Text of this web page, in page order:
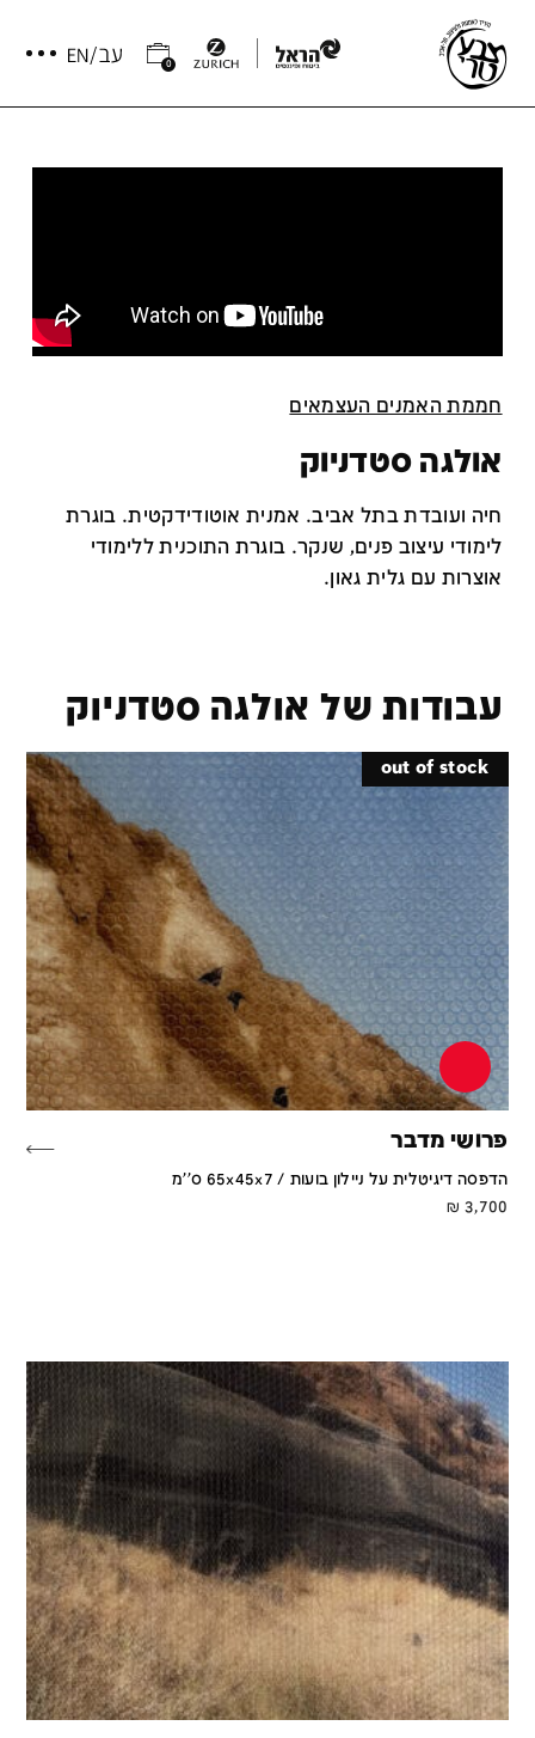
0
חממת האמנים העצמאים
אולגה סטדניוק
חיה ועובדת בתל אביב. אמנית אוטודידקטית. בוגרת
לימודי עיצוב פנים, שנקר. בוגרת התוכנית ללימודי
אוצרות עם גלית גאון.
עבודות של אולגה סטדניוק
out of stock
פרושי מדבר
הדפסה דיגיטלית על ניילון בועות / 65x45x7 ס''מ
3,700
₪